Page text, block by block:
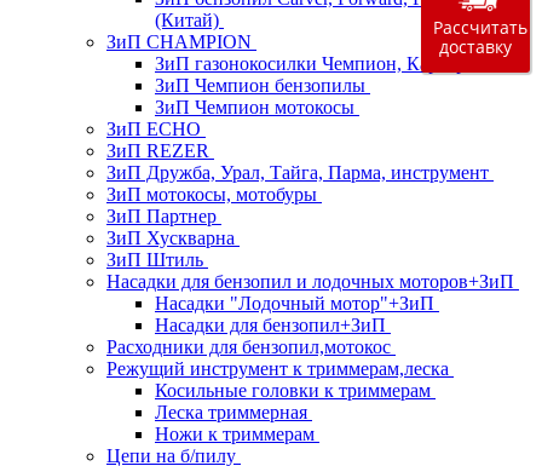
(Китай)
ЗиП CHAMPION
ЗиП газонокосилки Чемпион, Карвер, Фест
ЗиП Чемпион бензопилы
ЗиП Чемпион мотокосы
ЗиП ECHO
ЗиП REZER
ЗиП Дружба, Урал, Тайга, Парма, инструмент
ЗиП мотокосы, мотобуры
ЗиП Партнер
ЗиП Хускварна
ЗиП Штиль
Насадки для бензопил и лодочных моторов+ЗиП
Насадки "Лодочный мотор"+ЗиП
Насадки для бензопил+ЗиП
Расходники для бензопил,мотокос
Режущий инструмент к триммерам,леска
Косильные головки к триммерам
Леска триммерная
Ножи к триммерам
Цепи на б/пилу
Рассчитать
доставку